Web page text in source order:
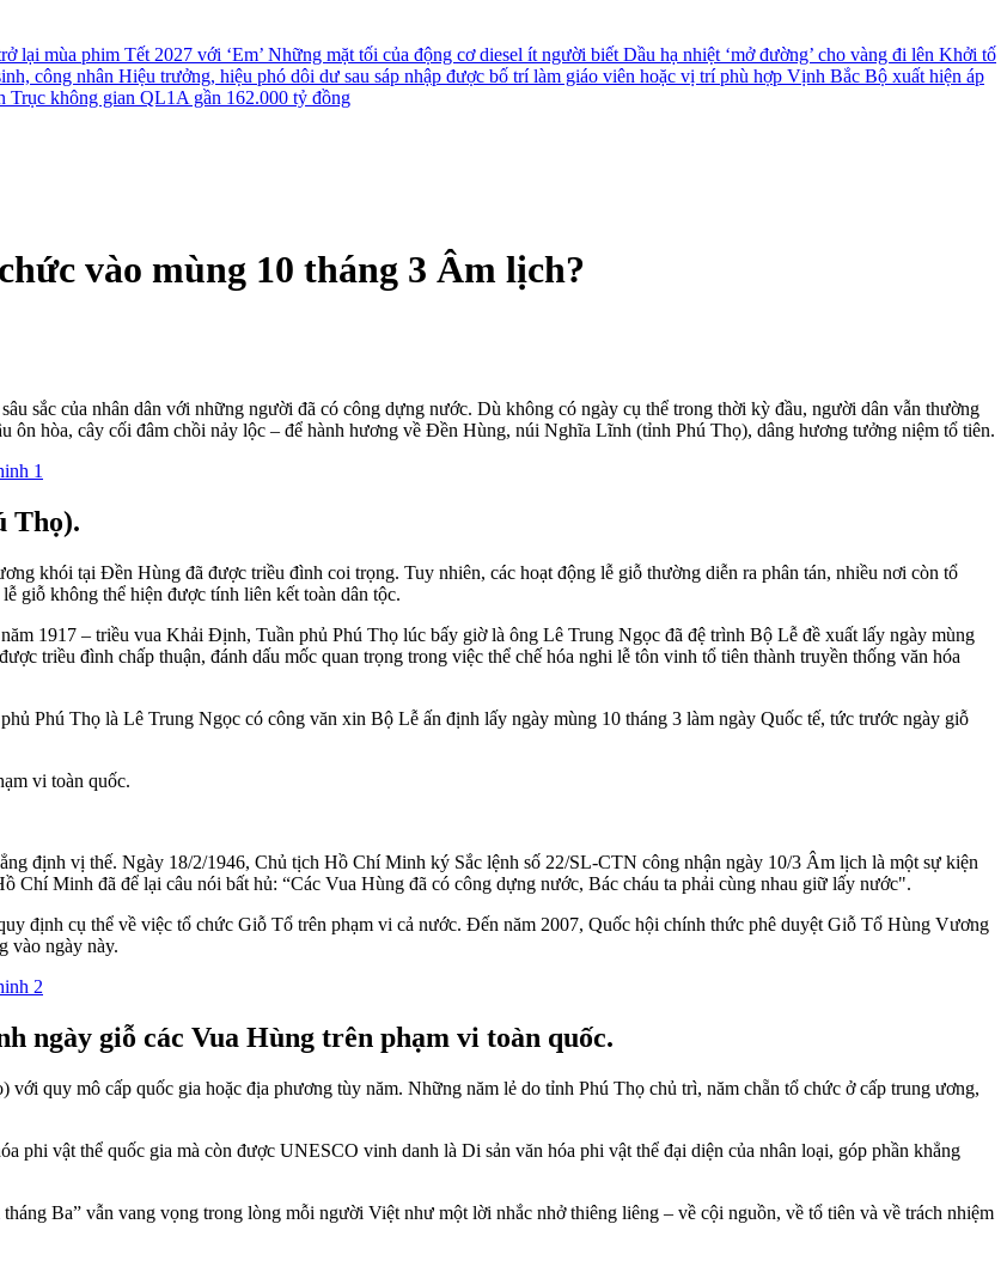
lại mùa phim Tết 2027 với ‘Em’ Những mặt tối của động cơ diesel ít người biếtDầu hạ nhiệt ‘mở đường’ cho vàng đi lên Khởi tố
công nhân Hiệu trưởng, hiệu phó dôi dư sau sáp nhập được bố trí làm giáo viên hoặc vị trí phù hợp Vịnh Bắc Bộ xuất hiện áp
Trục không gian QL1A gần 162.000 tỷ đồng
vào mùng 10 tháng 3 Âm lịch?
sắc của nhân dân với những người đã có công dựng nước. Dù không có ngày cụ thể trong thời kỳ đầu, người dân vẫn thường
ôn hòa, cây cối đâm chồi nảy lộc – để hành hương về Đền Hùng, núi Nghĩa Lĩnh (tỉnh Phú Thọ), dâng hương tưởng niệm tổ tiên.
Thọ).
khói tại Đền Hùng đã được triều đình coi trọng. Tuy nhiên, các hoạt động lễ giỗ thường diễn ra phân tán, nhiều nơi còn tổ
giỗ không thể hiện được tính liên kết toàn dân tộc.
1917 – triều vua Khải Định, Tuần phủ Phú Thọ lúc bấy giờ là ông Lê Trung Ngọc đã đệ trình Bộ Lễ đề xuất lấy ngày mùng
triều đình chấp thuận, đánh dấu mốc quan trọng trong việc thể chế hóa nghi lễ tôn vinh tổ tiên thành truyền thống văn hóa
Phú Thọ là Lê Trung Ngọc có công văn xin Bộ Lễ ấn định lấy ngày mùng 10 tháng 3 làm ngày Quốc tế, tức trước ngày giỗ
vi toàn quốc.
định vị thế. Ngày 18/2/1946, Chủ tịch Hồ Chí Minh ký Sắc lệnh số 22/SL-CTN công nhận ngày 10/3 Âm lịch là một sự kiện
Chí Minh đã để lại câu nói bất hủ: “Các Vua Hùng đã có công dựng nước, Bác cháu ta phải cùng nhau giữ lấy nước".
định cụ thể về việc tổ chức Giỗ Tổ trên phạm vi cả nước. Đến năm 2007, Quốc hội chính thức phê duyệt Giỗ Tổ Hùng Vương
vào ngày này.
ngày giỗ các Vua Hùng trên phạm vi toàn quốc.
quy mô cấp quốc gia hoặc địa phương tùy năm. Những năm lẻ do tỉnh Phú Thọ chủ trì, năm chẵn tổ chức ở cấp trung ương,
vật thể quốc gia mà còn được UNESCO vinh danh là Di sản văn hóa phi vật thể đại diện của nhân loại, góp phần khẳng
Ba” vẫn vang vọng trong lòng mỗi người Việt như một lời nhắc nhở thiêng liêng – về cội nguồn, về tổ tiên và về trách nhiệm